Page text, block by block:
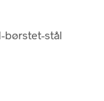
børstet-stål